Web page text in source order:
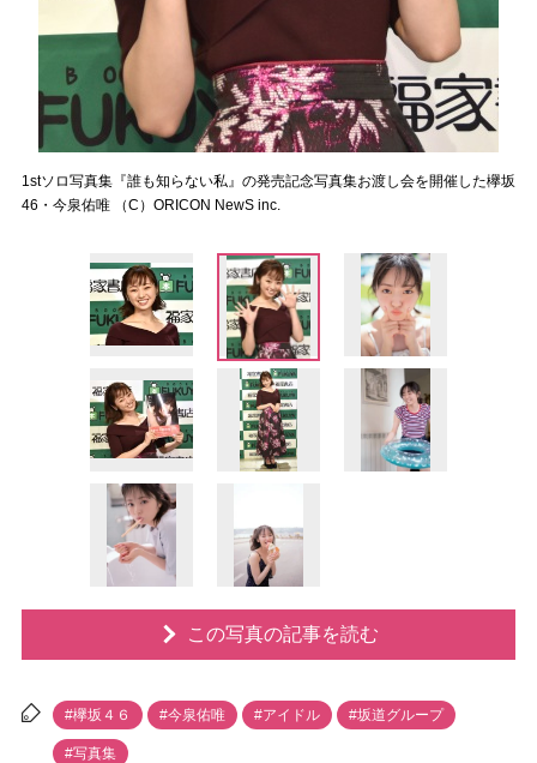
1stソロ写真集『誰も知らない私』の発売記念写真集お渡し会を開催した欅坂
46・今泉佑唯 （C）ORICON NewS inc.
この写真の記事を読む
#欅坂４６ #今泉佑唯 #アイドル #坂道グループ
#写真集